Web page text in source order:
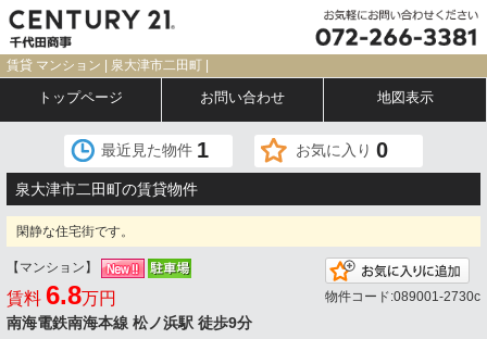
賃貸 マンション | 泉大津市二田町 |
トップページ お問い合わせ 地図表示
最近見た物件 1 お気に入り 0
泉大津市二田町の賃貸物件
閑静な住宅街です。
【マンション】
賃料 6.8万円
南海電鉄南海本線 松ノ浜駅 徒歩9分
物件コード:089001-2730c